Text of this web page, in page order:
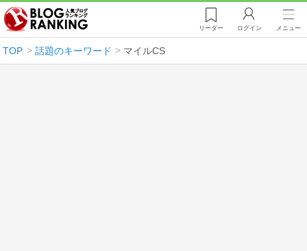
リーダー ログイン メニュー
TOP 話題のキーワード マイルCS